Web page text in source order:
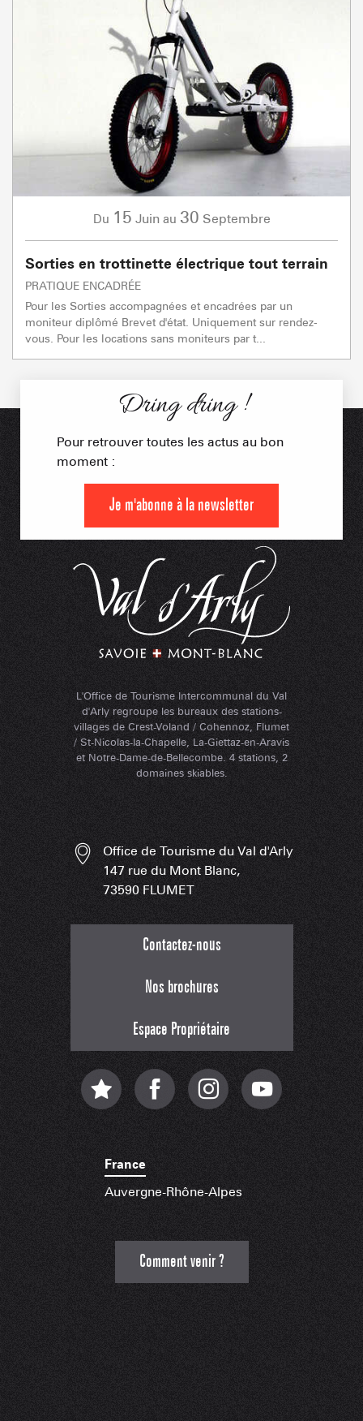
Du 15 Juin au 30 Septembre
Sorties en trottinette électrique tout terrain
PRATIQUE ENCADRÉE
Pour les Sorties accompagnées et encadrées par un
moniteur diplômé Brevet d'état. Uniquement sur rendez-
vous. Pour les locations sans moniteurs par t...
L'Office de Tourisme Intercommunal du Val
d'Arly regroupe les bureaux des stations-
villages de Crest-Voland / Cohennoz, Flumet
/ St-Nicolas-la-Chapelle, La-Giettaz-en-Aravis
et Notre-Dame-de-Bellecombe. 4 stations, 2
domaines skiables.
Dring dring !
Pour retrouver toutes les actus au bon
moment :
Je m'abonne à la newsletter
Office de Tourisme du Val d'Arly
147 rue du Mont Blanc,
73590 FLUMET
Contactez-nous
Nos brochures
Espace Propriétaire
France
Auvergne-Rhône-Alpes
Comment venir ?